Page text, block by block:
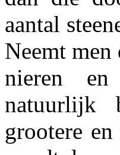
aantal
Neemt
nieren en
natuurlijk
grootere